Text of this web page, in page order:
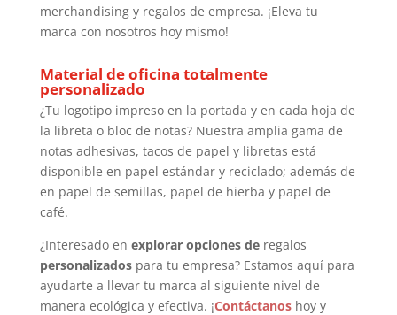
merchandising y regalos de empresa. ¡Eleva tu
marca con nosotros hoy mismo!
Material de oficina totalmente
personalizado
¿Tu logotipo impreso en la portada y en cada hoja de
la libreta o bloc de notas? Nuestra amplia gama de
notas adhesivas, tacos de papel y libretas está
disponible en papel estándar y reciclado; además de
en papel de semillas, papel de hierba y papel de
café.
¿Interesado en explorar opciones de regalos
personalizadospara tu empresa? Estamos aquí para
ayudarte a llevar tu marca al siguiente nivel de
manera ecológica y efectiva. ¡Contáctanoshoy y